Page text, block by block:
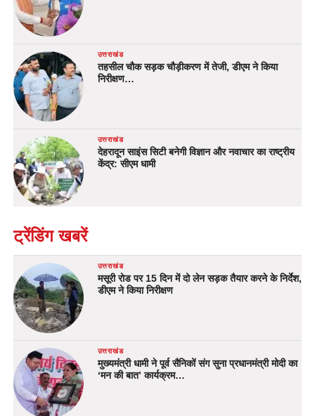
उत्तराखंड
तहसील चौक सड़क चौड़ीकरण में तेजी, डीएम ने किया
निरीक्षण…
उत्तराखंड
देहरादून साइंस सिटी बनेगी विज्ञान और नवाचार का राष्ट्रीय
केंद्र: सीएम धामी
ट्रेंडिंग खबरें
उत्तराखंड
मसूरी रोड पर 15 दिन में दो लेन सड़क तैयार करने के निर्देश,
डीएम ने किया निरीक्षण
उत्तराखंड
मुख्यमंत्री धामी ने पूर्व सैनिकों संग सुना प्रधानमंत्री मोदी का
‘मन की बात’ कार्यक्रम…